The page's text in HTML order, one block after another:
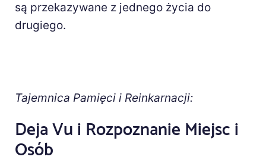
są przekazywane z jednego życia do
drugiego.
Tajemnica Pamięci i Reinkarnacji:
Deja Vu i Rozpoznanie Miejsc i
Osób